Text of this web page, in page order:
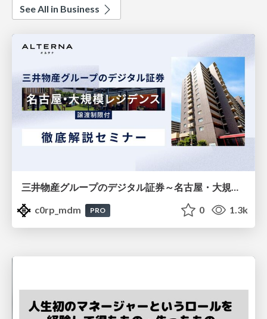
See All in Business
c0rp_mdm
PRO 0 1.3k